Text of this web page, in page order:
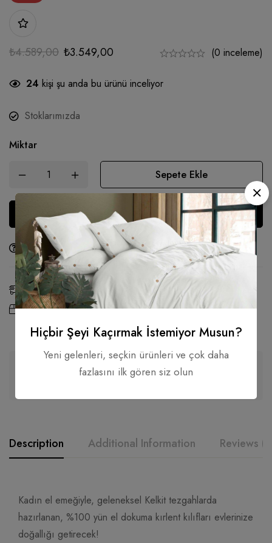
₺4.589,00 ₺3.549,00 (0 inceleme)
24 kişi şu anda bu ürünü inceliyor
Stoklarımızda
Miktar
Sepete Ekle
Şimdi al
Alternative:
Bir Soru Sor Paylaş
Tahmini teslim:
13 - 19 Ağu, 2026
Ücretsiz Kargo ve
İade:
₺3.500,00üzerindeki tüm
siparişlerde
Description Additional Information Reviews
Kadın el emeğiyle, geleneksel Kelkit tezgahlarda
hazırlanan, %100 yün el dokuma kırlent kılıfları evlerinize
doğallığı getirecek!
Hiçbir Şeyi Kaçırmak İstemiyor Musun?
Yeni gelenleri, seçkin ürünleri ve çok daha
fazlasını ilk gören siz olun